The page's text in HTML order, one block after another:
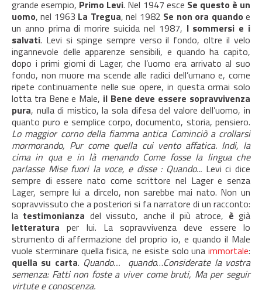
grande esempio, Primo Levi. Nel 1947 esce Se questo è un
uomo, nel 1963 La Tregua, nel 1982 Se non ora quando e
un anno prima di morire suicida nel 1987, I sommersi e i
salvati. Levi si spinge sempre verso il fondo, oltre il velo
ingannevole delle apparenze sensibili, e quando ha capito,
dopo i primi giorni di Lager, che l’uomo era arrivato al suo
fondo, non muore ma scende alle radici dell’umano e, come
ripete continuamente nelle sue opere, in questa ormai solo
lotta tra Bene e Male, il Bene deve essere sopravvivenza
pura, nulla di mistico, la sola difesa del valore dell’uomo, in
quanto puro e semplice corpo, documento, storia, pensiero.
Lo maggior corno della fiamma antica Cominciò a crollarsi
mormorando, Pur come quella cui vento affatica. Indi, la
cima in qua e in là menando Come fosse la lingua che
parlasse Mise fuori la voce, e disse : Quando... Levi ci dice
sempre di essere nato come scrittore nel Lager e senza
Lager, sempre lui a dircelo, non sarebbe mai nato. Non un
sopravvissuto che a posteriori si fa narratore di un racconto:
la testimonianza del vissuto, anche il più atroce, ègià
letteraturaper lui. La sopravvivenza deve essere lo
strumento di affermazione del proprio io, e quando il Male
vuole sterminare quella fisica, ne esiste solo una immortale:
quella su carta. Quando… quando…Considerate la vostra
semenza: Fatti non foste a viver come bruti, Ma per seguir
virtute e conoscenza.